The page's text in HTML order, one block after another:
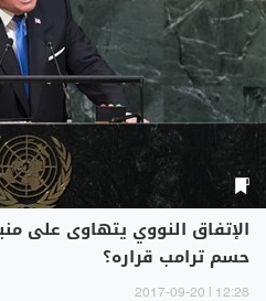
الإتفاق النووي يتهاوى على
حسم ترامب قراره؟
12:28 | 2017-09-20